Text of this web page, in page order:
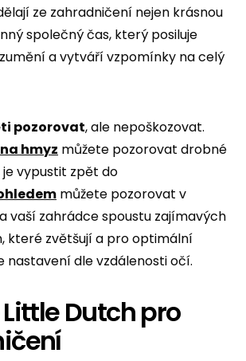
ze zahradničení nejen krásnou
společný čas, který posiluje
a vytváří vzpomínky na celý
pozorovat, ale nepoškozovat.
hmyz můžete pozorovat drobné
vypustit zpět do
můžete pozorovat v
vaší zahrádce spoustu zajímavých
které zvětšují a pro optimální
nastavení dle vzdálenosti očí.
Dutch pro